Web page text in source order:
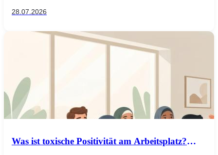
28.07.2026
Was ist toxische Positivität am Arbeitsplatz?